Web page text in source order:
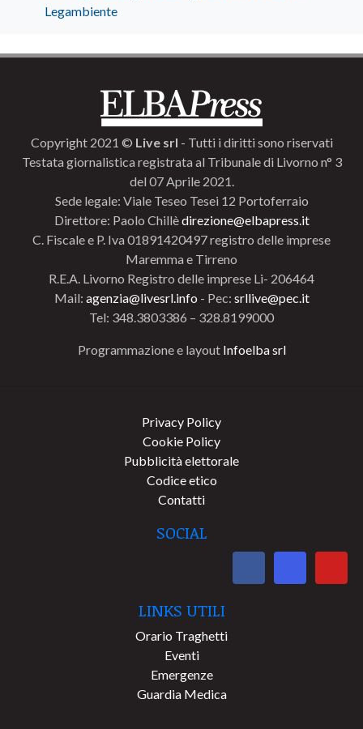
Legambiente
Copyright 2021 © Live srl - Tutti i diritti sono riservati
Testata giornalistica registrata al Tribunale di Livorno n° 3
del 07 Aprile 2021.
Sede legale: Viale Teseo Tesei 12 Portoferraio
Direttore: Paolo Chillèdirezione@elbapress.it
C. Fiscale e P. Iva 01891420497 registro delle imprese
Maremma e Tirreno
R.E.A. Livorno Registro delle imprese Li- 206464
Mail: agenzia@livesrl.info - Pec: srllive@pec.it
Tel: 348.3803386 – 328.8199000
Programmazione e layout Infoelba srl
Privacy Policy
Cookie Policy
Pubblicità elettorale
Codice etico
Contatti
SOCIAL
LINKS UTILI
Orario Traghetti
Eventi
Emergenze
Guardia Medica